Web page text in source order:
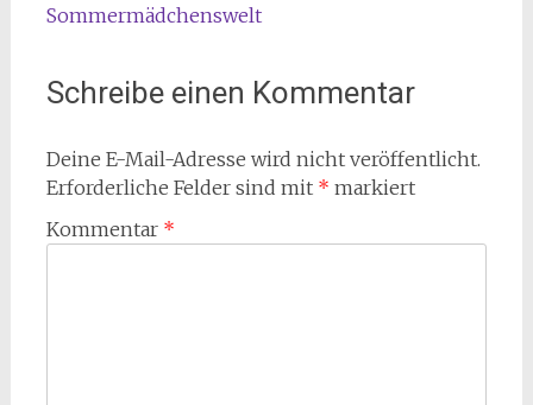
Sommermädchenswelt
Schreibe einen Kommentar
Deine E-Mail-Adresse wird nicht veröffentlicht.
Erforderliche Felder sind mit * markiert
Kommentar *